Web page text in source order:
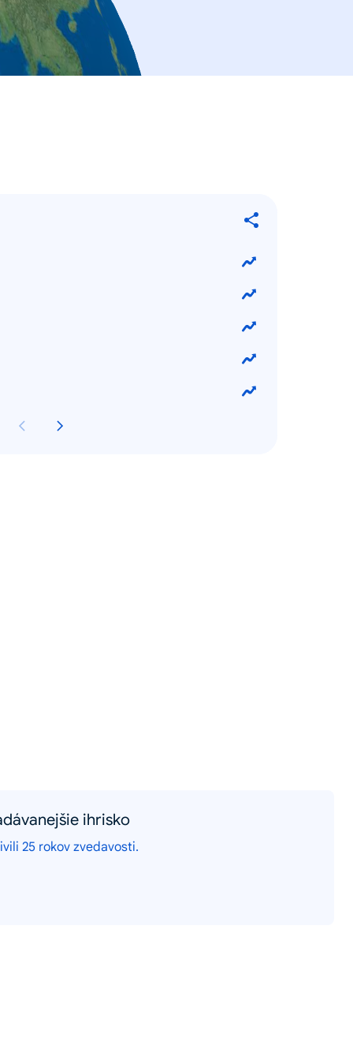
ihrisko
25 rokov zvedavosti.